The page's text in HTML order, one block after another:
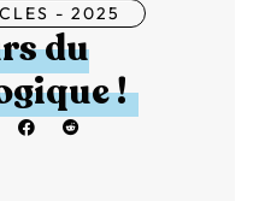
- 2025
du
!